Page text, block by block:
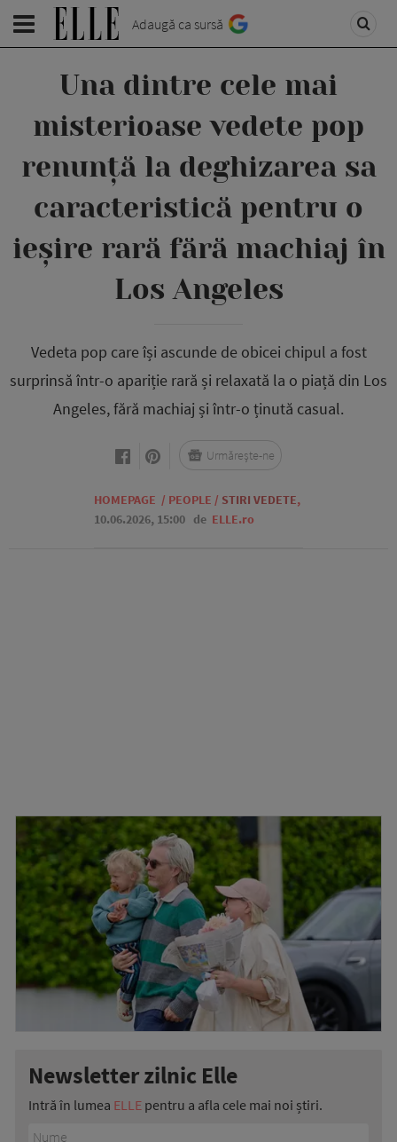
Adaugă ca sursă
Una dintre cele mai
misterioase vedete pop
renunță la deghizarea sa
caracteristică pentru o
ieșire rară fără machiaj în
Los Angeles
Vedeta pop care își ascunde de obicei chipul a fost
surprinsă într-o apariție rară și relaxată la o piață din Los
Angeles, fără machiaj și într-o ținută casual.
HOMEPAGE / PEOPLE / STIRI VEDETE,
10.06.2026, 15:00 de ELLE.ro
Urmărește-ne
Newsletter zilnic Elle
Intră în lumea ELLE pentru a afla cele mai noi știri.